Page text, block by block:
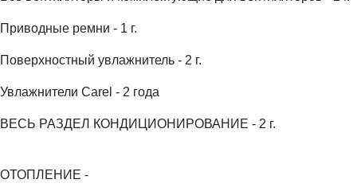
Приводные ремни - 1 г.
Поверхностный увлажнитель - 2 г.
Увлажнители Carel - 2 года
ВЕСЬ РАЗДЕЛ КОНДИЦИОНИРОВАНИЕ - 2 г.
ОТОПЛЕНИЕ -